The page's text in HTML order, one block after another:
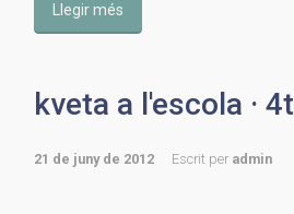
Llegir més
kveta a l'escola · 4t
21 de juny de 2012 Escrit per admin